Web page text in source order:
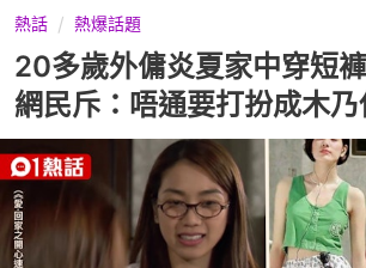
熱話 熱爆話題
20多歲外傭炎夏家中穿短
網民斥：唔通要打扮成木乃